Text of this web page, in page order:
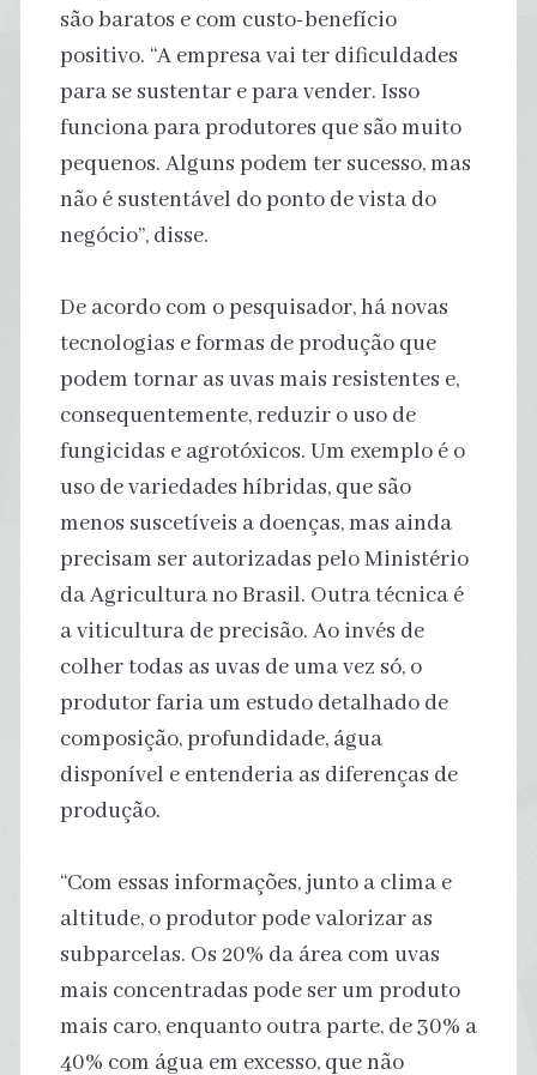
são baratos e com custo-benefício
positivo. “A empresa vai ter dificuldades
para se sustentar e para vender. Isso
funciona para produtores que são muito
pequenos. Alguns podem ter sucesso, mas
não é sustentável do ponto de vista do
negócio”, disse.
De acordo com o pesquisador, há novas
tecnologias e formas de produção que
podem tornar as uvas mais resistentes e,
consequentemente, reduzir o uso de
fungicidas e agrotóxicos. Um exemplo é o
uso de variedades híbridas, que são
menos suscetíveis a doenças, mas ainda
precisam ser autorizadas pelo Ministério
da Agricultura no Brasil. Outra técnica é
a viticultura de precisão. Ao invés de
colher todas as uvas de uma vez só, o
produtor faria um estudo detalhado de
composição, profundidade, água
disponível e entenderia as diferenças de
produção.
“Com essas informações, junto a clima e
altitude, o produtor pode valorizar as
subparcelas. Os 20% da área com uvas
mais concentradas pode ser um produto
mais caro, enquanto outra parte, de 30% a
40% com água em excesso, que não